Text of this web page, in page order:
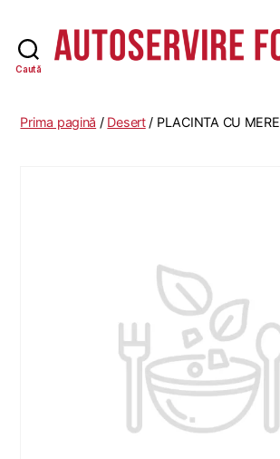
Caută
Prima pagină / Desert/ PLACINTA CU MERE